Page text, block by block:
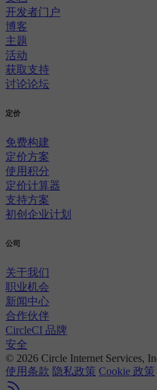
开发者门户
博客
主题
活动
获取支持
讨论论坛
定价
免费构建
定价方案
使用积分
定价计算器
支持方案
初创企业计划
公司
关于我们
职业机会
新闻中心
合作伙伴
CircleCI 品牌
安全
© 2026 Circle Internet Services,
使用条款 隐私政策 Cookie 政策